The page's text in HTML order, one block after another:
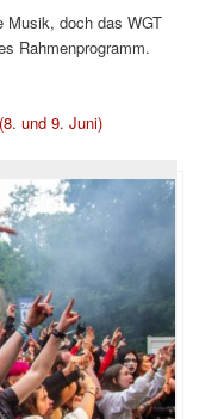
Musik, doch das WGT
Rahmenprogramm.
und 9. Juni)